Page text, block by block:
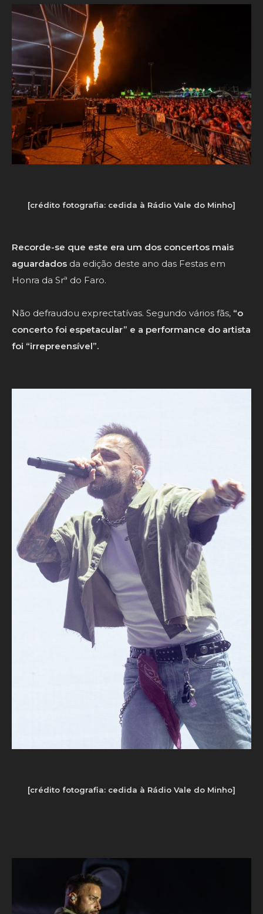
[crédito fotografia: cedida à Rádio Vale do Minho]
Recorde-se que este era um dos concertos mais
aguardados da edição deste ano das Festas em
Honra da Srª do Faro.
Não defraudou exprectatívas. Segundo vários fãs, “o
concerto foi espetacular” e a performance do artista
foi “irrepreensível”.
[crédito fotografia: cedida à Rádio Vale do Minho]